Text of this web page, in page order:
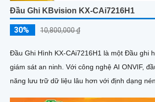
Đầu Ghi KBvision KX-CAi7216H1
30% 10,800,000 ₫
Đầu Ghi Hình KX-CAi7216H1 là một Đầu ghi
giám sát an ninh. Với công nghệ AI ONVIF, đầu ghi này có khả
năng lưu trữ dữ liệu lâu hơn với định dạng